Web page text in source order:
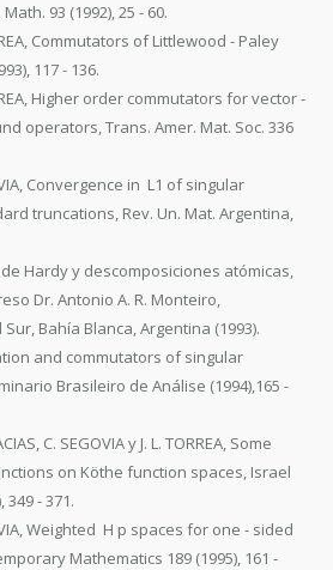
93 (1992), 25 - 60.
Commutators of Littlewood - Paley
117 - 136.
Higher order commutators for vector -
operators, Trans. Amer. Mat. Soc. 336
Convergence in L1 of singular
truncations, Rev. Un. Mat. Argentina,
de Hardy y descomposiciones atómicas,
Dr. Antonio A. R. Monteiro,
Bahía Blanca, Argentina (1993).
and commutators of singular
Brasileiro de Análise (1994),165 -
C. SEGOVIA y J. L. TORREA, Some
on Köthe function spaces, Israel
349 - 371.
Weighted H p spaces for one - sided
Mathematics 189 (1995), 161 -